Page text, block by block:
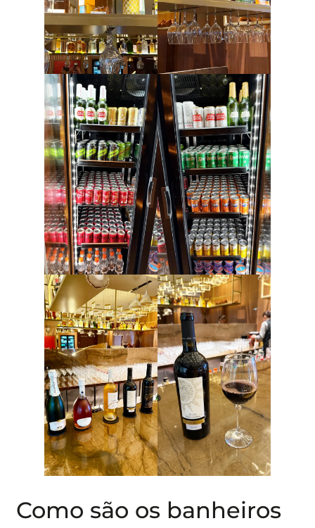
Como são os banheiros